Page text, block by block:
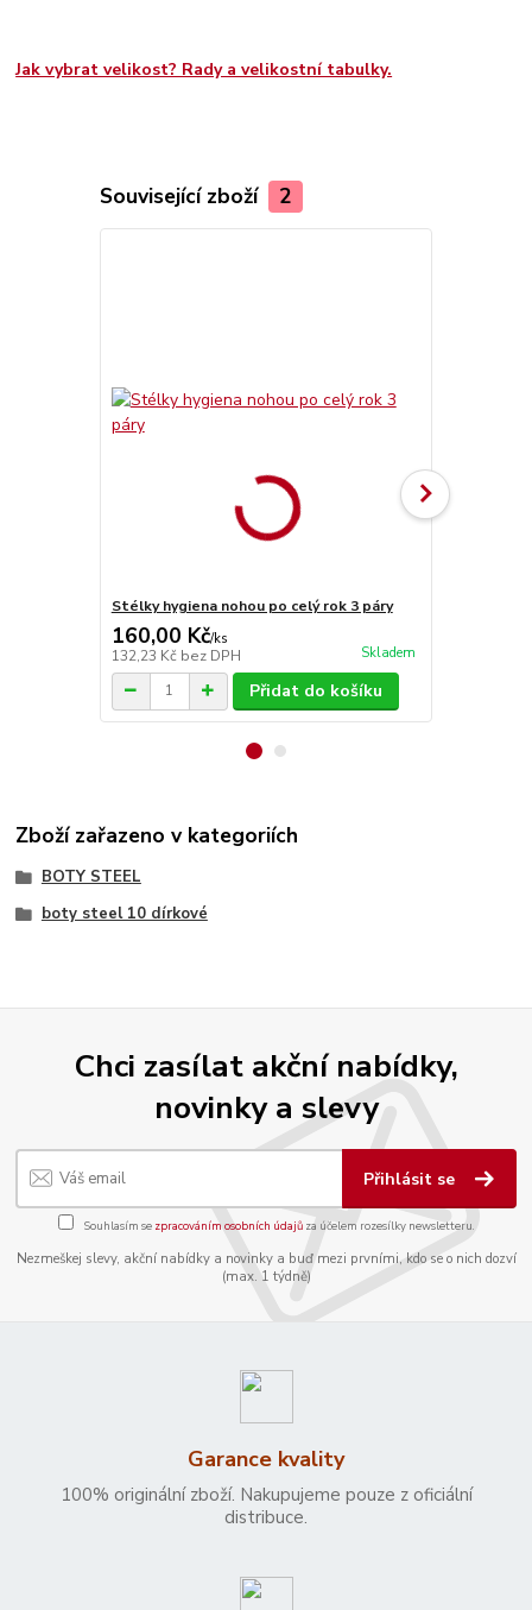
Jak vybrat velikost? Rady a velikostní tabulky.
Související zboží 2
Stélky hygiena nohou po celý rok 3 páry
160,00 Kč/ks
132,23 Kč bez DPH Skladem
Přidat do košíku
Zboží zařazeno v kategoriích
BOTY STEEL
boty steel 10 dírkové
Chci zasílat akční nabídky,
novinky a slevy
Přihlásit se
Souhlasím se zpracováním osobních údajůza účelem rozesílky newsletteru.
Nezmeškej slevy, akční nabídky a novinky a buď mezi prvními, kdo se o nich dozví
(max. 1 týdně)
Garance kvality
100% originální zboží. Nakupujeme pouze z oficiální
distribuce.